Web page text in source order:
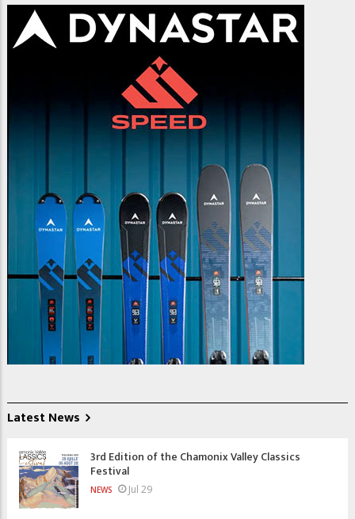
Latest News
3rd Edition of the Chamonix Valley Classics
Festival
NEWS Jul 29